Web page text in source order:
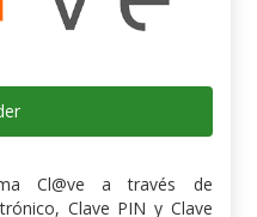
Cl@ve a través de
Clave PIN y Clave